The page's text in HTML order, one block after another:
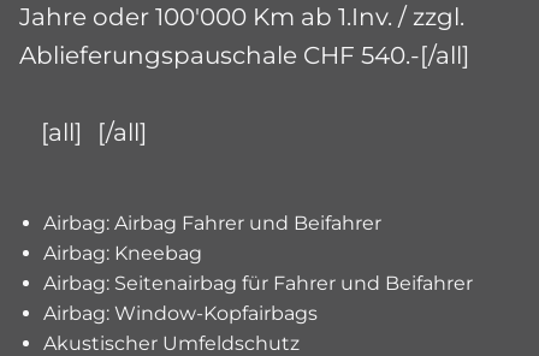
Jahre oder 100'000 Km ab 1.Inv. / zzgl.
Ablieferungspauschale CHF 540.-[/all]
[all] [/all]
Airbag: Airbag Fahrer und Beifahrer
Airbag: Kneebag
Airbag: Seitenairbag für Fahrer und Beifahrer
Airbag: Window-Kopfairbags
Akustischer Umfeldschutz